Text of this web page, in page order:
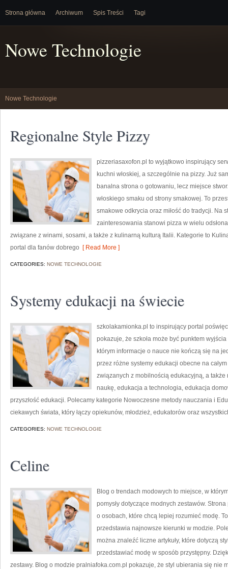
Strona główna Archiwum Spis Treści Tagi
Nowe Technologie
Nowe Technologie
Regionalne Style Pizzy
pizzeriasaxofon.pl to wyjątkowo inspirujący
kuchni włoskiej, a szczególnie na pizzy. Już
banalna strona o gotowaniu, lecz miejsce
włoskiego smaku od strony smakowej. To
smakowe odkrycia oraz miłość do tradycji. Na
zainteresowania stanowi pizza w wielu
związane z winami, sosami, a także z kulinarną kulturą Italii. Kategorie to
portal dla fanów dobrego [ Read More ]
CATEGORIES: NOWE TECHNOLOGIE
Systemy edukacji na świecie
szkolakamionka.pl to inspirujący portal
pokazuje, że szkoła może być punktem
którym informacje o nauce nie kończą się na
przez różne systemy edukacji obecne na
związanych z mobilnością edukacyjną, a
naukę, edukacja a technologia, edukacja
przyszłość edukacji. Polecamy kategorie Nowoczesne metody nauczania i
ciekawych świata, który łączy opiekunów, młodzież, edukatorów oraz
CATEGORIES: NOWE TECHNOLOGIE
Celine
Blog o trendach modowych to miejsce, w
pomysły dotyczące modnych zestawów.
o osobach, które chcą lepiej rozumieć modę.
przedstawia najnowsze kierunki w modzie.
można znaleźć liczne artykuły, które dotyczą
przedstawiać modę w sposób przystępny.
zestawy. Blog o modzie pralniafoka.com.pl pokazuje, że styl ubierania się nie